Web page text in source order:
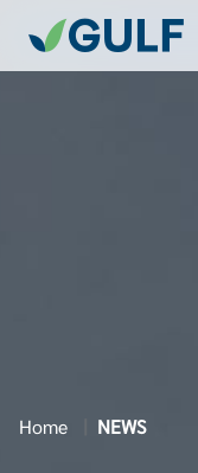
Home NEWS